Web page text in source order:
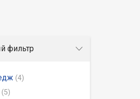
фильтр
(4)
(5)